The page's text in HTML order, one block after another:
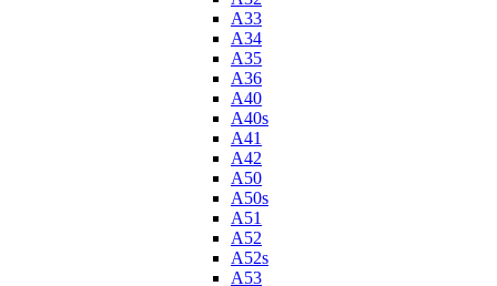
A33
A34
A35
A36
A40
A40s
A41
A42
A50
A50s
A51
A52
A52s
A53